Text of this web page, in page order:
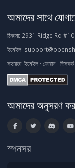
আমাদের সাথে
ঠিকানা: 2931 Ridge Rd
ইমেইল:
সহায়তা: ইমেইল · ফোরাম · ডিসকর্ড
আমাদের অনুসরণ
স্পনসর